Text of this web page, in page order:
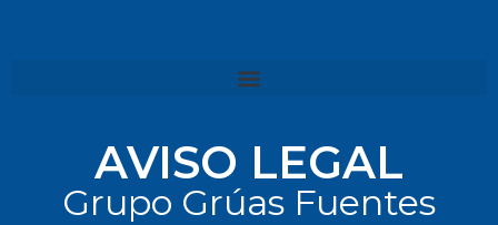
AVISO LEGAL
Grupo Grúas Fuentes